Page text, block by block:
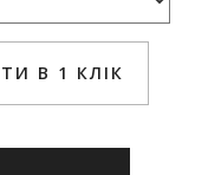
В 1 КЛІК